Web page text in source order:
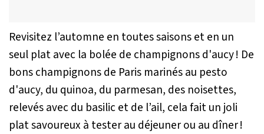
Revisitez l’automne en toutes saisons et en un
seul plat avec la bolée de champignons d'aucy ! De
bons champignons de Paris marinés au pesto
d'aucy, du quinoa, du parmesan, des noisettes,
relevés avec du basilic et de l’ail, cela fait un joli
plat savoureux à tester au déjeuner ou au dîner !